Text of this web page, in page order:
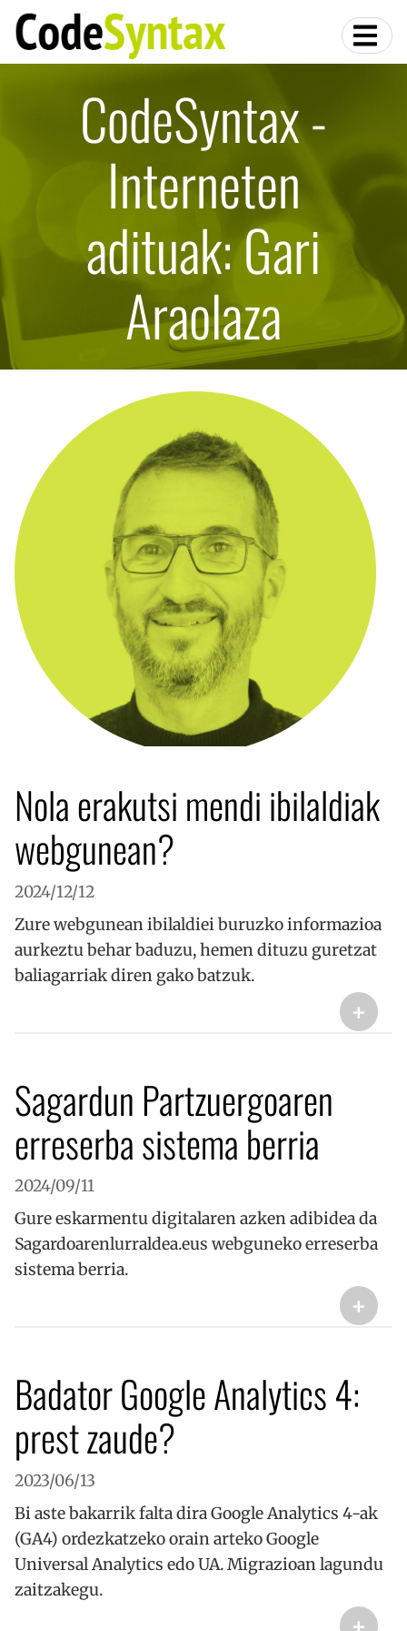
CodeSyntax -
Interneten
adituak: Gari
Araolaza
Nola erakutsi mendi ibilaldiak
webgunean?
2024/12/12
Zure webgunean ibilaldiei buruzko informazioa
aurkeztu behar baduzu, hemen dituzu guretzat
baliagarriak diren gako batzuk.
+
Sagardun Partzuergoaren
erreserba sistema berria
2024/09/11
Gure eskarmentu digitalaren azken adibidea da
Sagardoarenlurraldea.eus webguneko erreserba
sistema berria.
+
Badator Google Analytics 4:
prest zaude?
2023/06/13
Bi aste bakarrik falta dira Google Analytics 4-ak
(GA4) ordezkatzeko orain arteko Google
Universal Analytics edo UA. Migrazioan lagundu
zaitzakegu.